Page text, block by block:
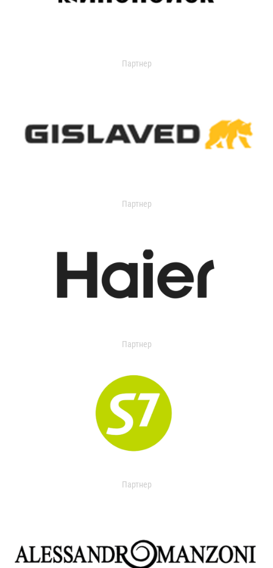
Партнер
Партнер
Партнер
Партнер